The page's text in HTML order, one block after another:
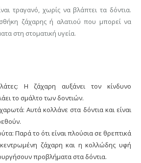
τραγανό, χωρίς να βλάπτει τα δόντια.
ζάχαρης ή αλατιού που μπορεί να
στη στοματική υγεία.
Η ζάχαρη αυξάνει τον κίνδυνο
το σμάλτο των δοντιών.
Αυτά κολλάνε στα δόντια και είναι
Παρά το ότι είναι πλούσια σε θρεπτικά
ζάχαρη και η κολλώδης υφή
προβλήματα στα δόντια.